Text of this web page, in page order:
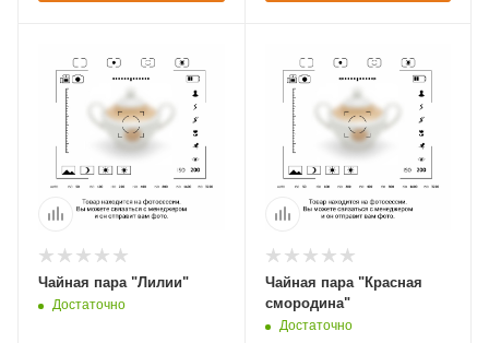
Чайная пара "Лилии"
Достаточно
Чайная пара "Красная
смородина"
Достаточно